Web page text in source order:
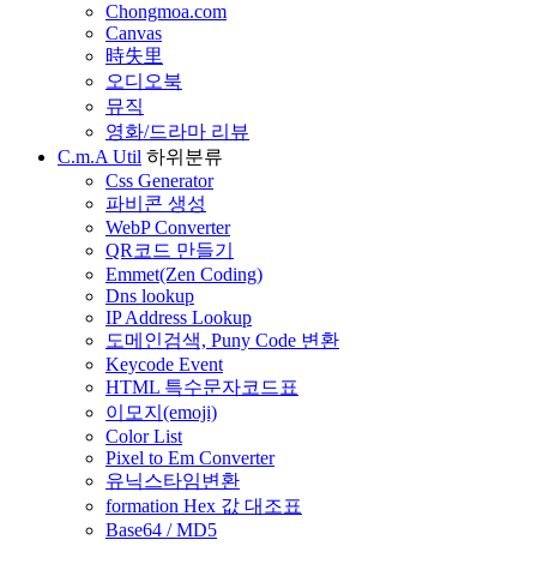
Chongmoa.com
Canvas
時失里
오디오북
뮤직
영화/드라마 리뷰
C.m.A Util 하위분류
Css Generator
파비콘 생성
WebP Converter
QR코드 만들기
Emmet(Zen Coding)
Dns lookup
IP Address Lookup
도메인검색, Puny Code 변환
Keycode Event
HTML 특수문자코드표
이모지(emoji)
Color List
Pixel to Em Converter
유닉스타임변환
formation Hex 값 대조표
Base64 / MD5